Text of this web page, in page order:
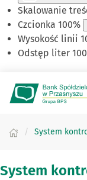
Skalowanie
Czcionka 100%
Wysokość linii
Odstęp liter 100
System
System